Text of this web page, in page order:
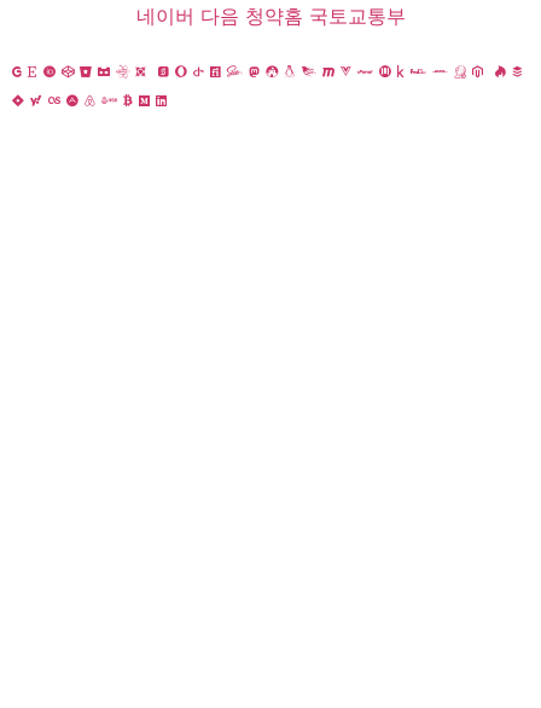
– 신청자가 제공한 모든 정보는 상기 목적에 필요한 용도 이외
로는 사용되지 않으며 이용목적이 변경될 시에는 사전 동의를
네이버 다음 청약홈 국토교통부